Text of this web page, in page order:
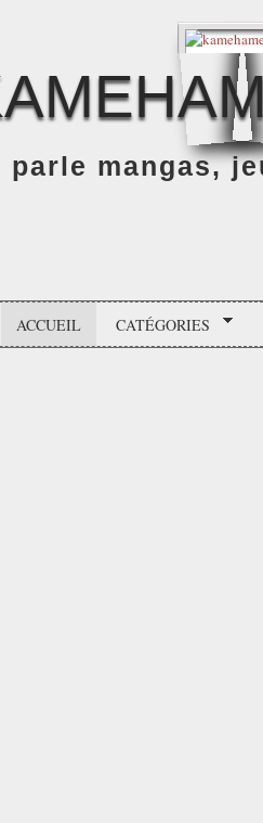
parle mangas,
ACCUEIL CATÉGORIES